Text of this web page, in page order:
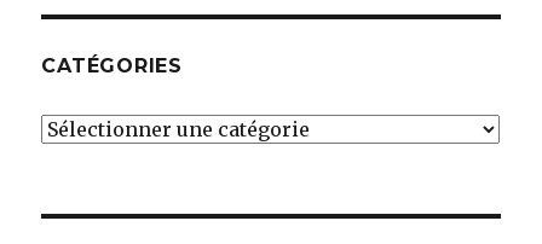
CATÉGORIES
Catégories